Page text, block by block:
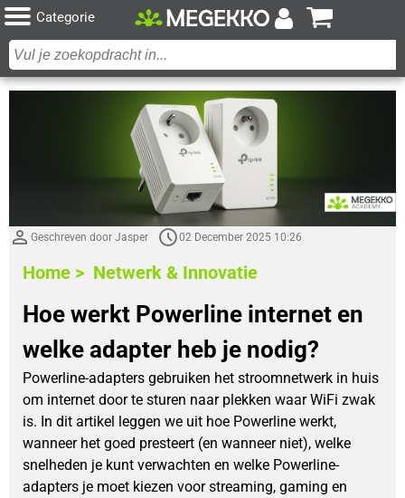
Categorie
Geschreven door Jasper 02 December 2025 10:26
Home > Netwerk & Innovatie
Hoe werkt Powerline internet en
welke adapter heb je nodig?
Powerline-adapters gebruiken het stroomnetwerk in huis
om internet door te sturen naar plekken waar WiFi zwak
is. In dit artikel leggen we uit hoe Powerline werkt,
wanneer het goed presteert (en wanneer niet), welke
snelheden je kunt verwachten en welke Powerline-
adapters je moet kiezen voor streaming, gaming en